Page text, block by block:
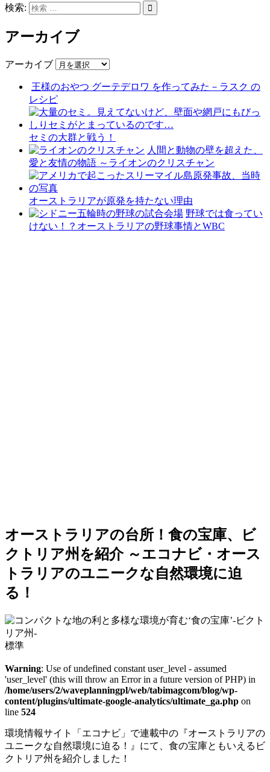
検索:
アーカイブ
アーカイブ
王様のおやつ グーテデロワ を作ってみた－ラスク の
レシピ
セミの大群と戦う！
人間と動物の壁を超えた、
愛と友情の物語 ～ライオンのクリスチャン
オーストラリアが原発を持たない理由
野球では食ってい
けない！？オーストラリアの野球事情とWBC
オーストラリアの台所！食の宝庫、ビ
クトリア州を紹介 ～エコナビ・オース
トラリアのユニークな自然環境に迫
る！
標準
Warning: Use of undefined constant user_level - assumed
'user_level' (this will throw an Error in a future version of PHP) in
/home/users/2/waveplanningpl/web/tabimagcom/blog/wp-
content/plugins/ultimate-google-analytics/ultimate_ga.php on
line 524
環境情報サイト「エコナビ」で連載中の『オーストラリアの
ユニークな自然環境に迫る！』にて、食の宝庫ともいえるビ
クトリア州を紹介しました！